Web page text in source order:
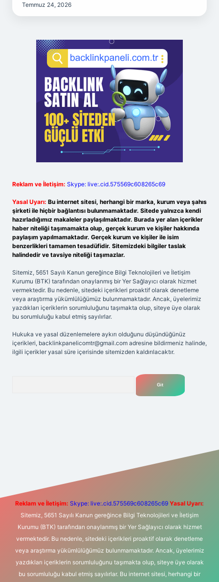
Temmuz 24, 2026
Reklam ve İletişim: Skype: live:.cid.575569c608265c69
Yasal Uyarı: Bu internet sitesi, herhangi bir marka, kurum veya şahıs
şirketi ile hiçbir bağlantısı bulunmamaktadır. Sitede yalnızca kendi
hazırladığımız makaleler paylaşılmaktadır. Burada yer alan içerikler
haber niteliği taşımamakta olup, gerçek kurum ve kişiler hakkında
paylaşım yapılmamaktadır. Gerçek kurum ve kişiler ile isim
benzerlikleri tamamen tesadüfidir. Sitemizdeki bilgiler taslak
halindedir ve tavsiye niteliği taşımazlar.
Sitemiz, 5651 Sayılı Kanun gereğince Bilgi Teknolojileri ve İletişim
Kurumu (BTK) tarafından onaylanmış bir Yer Sağlayıcı olarak hizmet
vermektedir. Bu nedenle, sitedeki içerikleri proaktif olarak denetleme
veya araştırma yükümlülüğümüz bulunmamaktadır. Ancak, üyelerimiz
yazdıkları içeriklerin sorumluluğunu taşımakta olup, siteye üye olarak
bu sorumluluğu kabul etmiş sayılırlar.
Hukuka ve yasal düzenlemelere aykırı olduğunu düşündüğünüz
içerikleri, backlinkpanelicomtr@gmail.com adresine bildirmeniz halinde,
ilgili içerikler yasal süre içerisinde sitemizden kaldırılacaktır.
m elexbet
Reklam ve İletişim: Skype: live:.cid.575569c608265c69 Yasal Uyarı:
Sitemiz, 5651 Sayılı Kanun gereğince Bilgi Teknolojileri ve İletişim
Kurumu (BTK) tarafından onaylanmış bir Yer Sağlayıcı olarak hizmet
vermektedir. Bu nedenle, sitedeki içerikleri proaktif olarak denetleme
veya araştırma yükümlülüğümüz bulunmamaktadır. Ancak, üyelerimiz
yazdıkları içeriklerin sorumluluğunu taşımakta olup, siteye üye olarak
bu sorumluluğu kabul etmiş sayılırlar. Bu internet sitesi, herhangi bir